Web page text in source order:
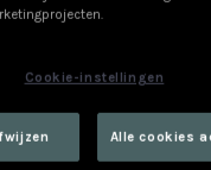
met bedrijven
is altijd vanuit
een
Cookie-instellingen
Alle cookies